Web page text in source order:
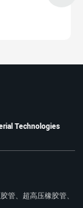
Technologies
管、超高压橡胶管、